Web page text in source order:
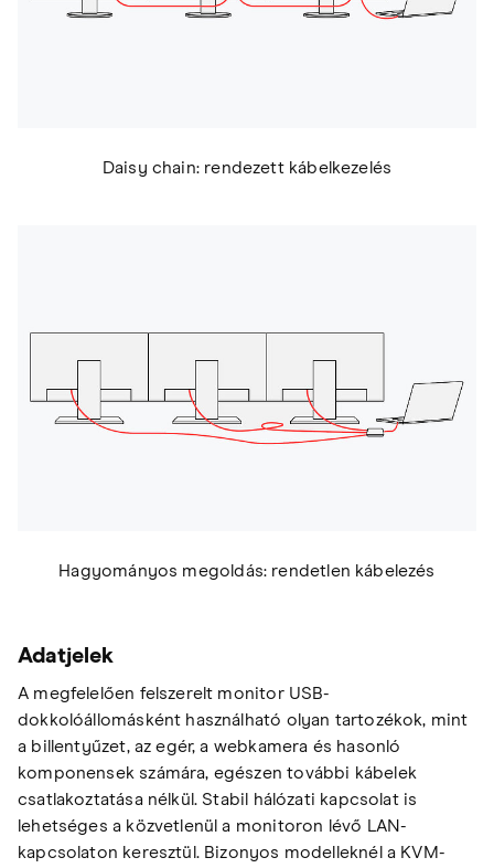
Daisy chain: rendezett kábelkezelés
Hagyományos megoldás: rendetlen kábelezés
Adatjelek
A megfelelően felszerelt monitor USB-
dokkolóállomásként használható olyan tartozékok, mint
a billentyűzet, az egér, a webkamera és hasonló
komponensek számára, egészen további kábelek
csatlakoztatása nélkül. Stabil hálózati kapcsolat is
lehetséges a közvetlenül a monitoron lévő LAN-
kapcsolaton keresztül. Bizonyos modelleknél a KVM-